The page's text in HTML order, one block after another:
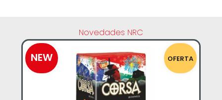
Novedades NRC
NEW OFERTA